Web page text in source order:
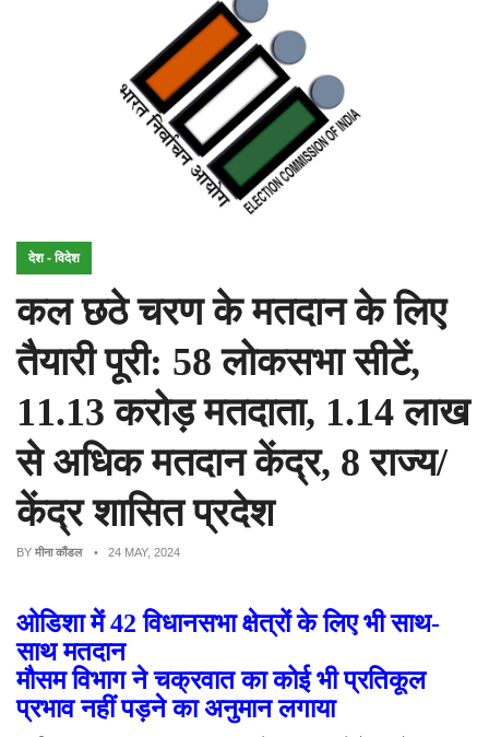
देश - विदेश
कल छठे चरण के मतदान के लिए
तैयारी पूरी: 58 लोकसभा सीटें,
11.13 करोड़ मतदाता, 1.14 लाख
से अधिक मतदान केंद्र, 8 राज्य/
केंद्र शासित प्रदेश
BY मीना कौंडल • 24 MAY, 2024
ओडिशा में 42 विधानसभा क्षेत्रों के लिए भी साथ-
साथ मतदान
मौसम विभाग ने चक्रवात का कोई भी प्रतिकूल
प्रभाव नहीं पड़ने का अनुमान लगाया